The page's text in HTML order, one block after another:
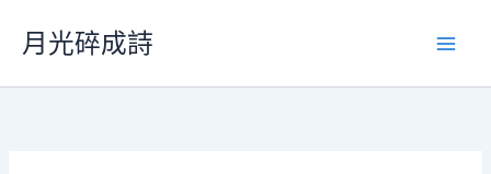
要
月光碎成詩